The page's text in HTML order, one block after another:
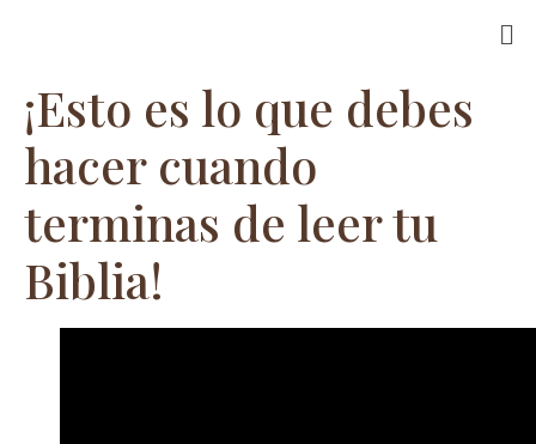
¡Esto es lo que debes
hacer cuando
terminas de leer tu
Biblia!